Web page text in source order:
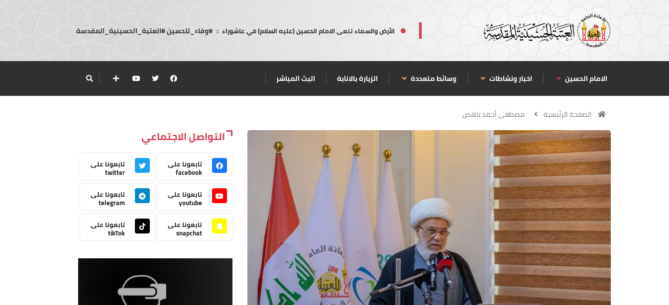
الأرض والسماء تنعى الامام الحسين (عليه السلام) في عاشوراء : #وفاء_للحسين #العتبة_الحسينية_المقدسة
الامام الحسين اخبار ونشاطات وسائط متعددة الزيارة بالانابة البث المباشر
الصفحة الرئيسية مصطفى أحمد باهض
التواصل الاجتماعي
تابعونا على
facebook
تابعونا على
twitter
تابعونا على
youtube
تابعونا على
telegram
تابعونا على
snapchat
تابعونا على
tikTok